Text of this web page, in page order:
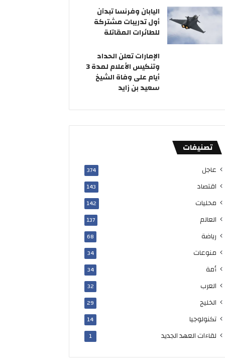
اليابان وفرنسا تبدآن
أول تدريبات مشتركة
للطائرات المقاتلة
الإمارات تعلن الحداد
وتنكيس الأعلام لمدة 3
أيام على وفاة الشيخ
سعيد بن زايد
تصنيفات
عاجل 374
اقتصاد 143
محليات 142
العالم 137
رياضة 68
منوعات 34
أمة 34
العرب 32
الخليج 29
تكنولوجيا 14
لقاءات العهد الجديد 1